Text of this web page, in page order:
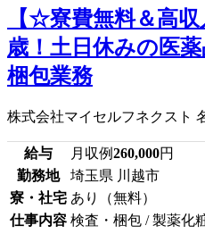
【☆寮費無料＆高
歳！土日休みの医
梱包業務
株式会社マイセルフネクスト
給与 月収例260,000円
勤務地
埼玉県 川越市
寮・社宅 あり（無料）
仕事内容 検査・梱包 / 製薬化